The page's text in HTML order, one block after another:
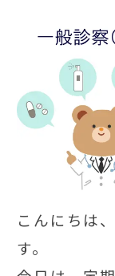
こんにちは
す。